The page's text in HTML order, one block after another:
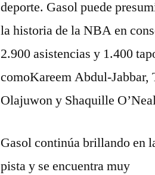
deporte. Gasol puede
la historia de la NBA en
2.900 asistencias y 1.400
comoKareem Abdul-
Olajuwon y Shaquille
Gasol continúa brillando en
pista y se encuentra muy